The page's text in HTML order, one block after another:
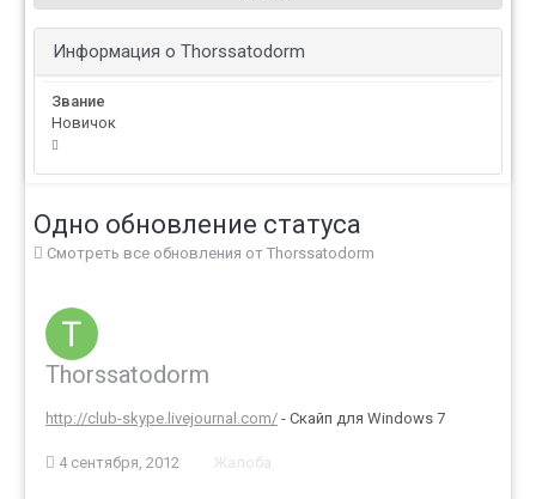
Информация о Thorssatodorm
Звание
Новичок
Одно обновление статуса
Смотреть все обновления от Thorssatodorm
Thorssatodorm
http://club-skype.livejournal.com/ - Скайп для Windows 7
4 сентября, 2012 Жалоба